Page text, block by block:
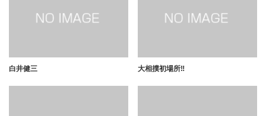
白井健三 大相撲初場所‼️